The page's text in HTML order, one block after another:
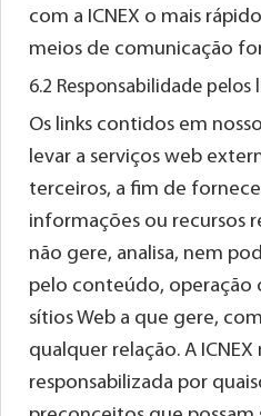
com a ICNEX o mais
meios de comunicação
6.2 Responsabilidade pelos
Os links contidos em
levar a serviços web
terceiros, a fim de
informações ou recursos
não gere, analisa, nem
pelo conteúdo, operação
sítios Web a que gere,
qualquer relação. A
responsabilizada por